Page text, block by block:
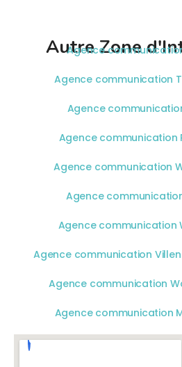
Autre Zone
Agence
Agence communication
Agence
Agence communication
Agence communication
Agence
Agence communication
Agence communication
Agence communication
Agence communication